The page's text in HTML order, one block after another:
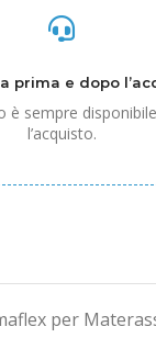
prima e dopo
è sempre
l’acquisto.
per